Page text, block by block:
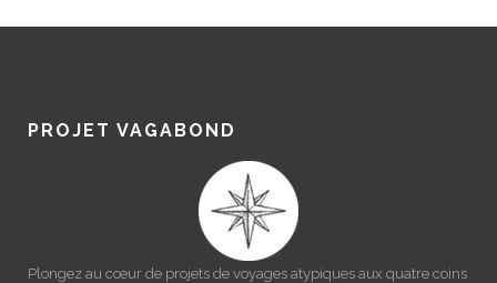
PROJET VAGABOND
Plongez au cœur de projets de voyages atypiques aux quatre coins